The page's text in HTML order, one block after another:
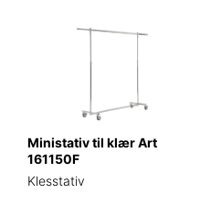
Ministativ til klær Art
161150F
Klesstativ